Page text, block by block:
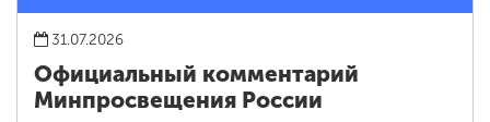
31.07.2026
Официальный комментарий
Минпросвещения России